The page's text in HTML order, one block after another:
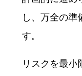
し、万全の準
す。
リスクを最小